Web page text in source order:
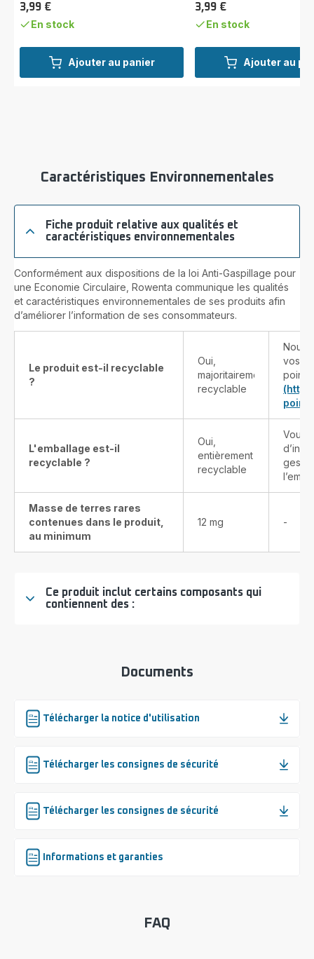
Ajouter au panier
Prix
3,99 €
En stock
Ajouter au
Prix
3,99 €
En stock
Caractéristiques Environnementales
Fiche produit relative aux qualités et
caractéristiques environnementales
Conformément aux dispositions de la loi Anti-Gaspillage pour
une Economie Circulaire, Rowenta communique les qualités
et caractéristiques environnementales de ses produits afin
d’améliorer l’information de ses consommateurs.
Le produit est-il recyclable
?
Oui,
majoritairement
recyclable
Nous
vos
L'emballage est-il
recyclable ?
Oui,
entièrement
recyclable
Vous
Masse de terres rares
contenues dans le produit,
au minimum
12 mg -
Ce produit inclut certains composants qui
contiennent des :
Documents
Télécharger la notice d'utilisation
Télécharger les consignes de sécurité
Télécharger les consignes de sécurité
Informations et garanties
FAQ